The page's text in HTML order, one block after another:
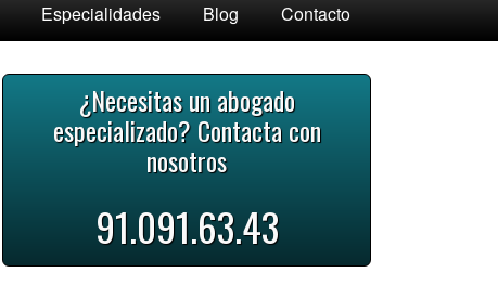
Especialidades Blog Contacto
¿Necesitas un abogado
especializado? Contacta con
nosotros
91.091.63.43